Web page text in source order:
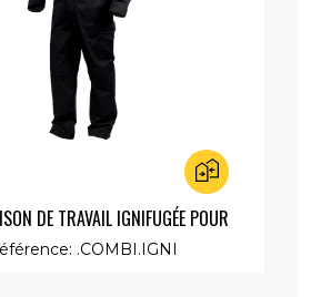
DE TRAVAIL IGNIFUGÉE POUR
AVEC POCHES GENOUILLÈRES
.COMBI.IGNI